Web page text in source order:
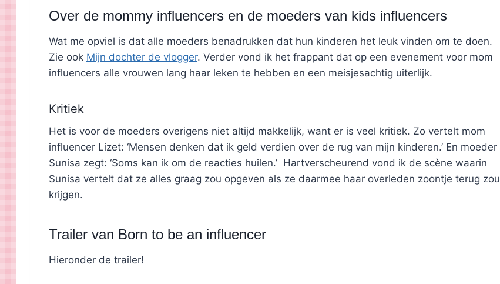
Over de mommy influencers en de moeders van kids influencers
Wat me opviel is dat alle moeders benadrukken dat hun kinderen het leuk vinden om te doen.
Zie ook Mijn dochter de vlogger. Verder vond ik het frappant dat op een evenement voor mom
influencers alle vrouwen lang haar leken te hebben en een meisjesachtig uiterlijk.
Kritiek
Het is voor de moeders overigens niet altijd makkelijk, want er is veel kritiek. Zo vertelt mom
influencer Lizet: ‘Mensen denken dat ik geld verdien over de rug van mijn kinderen.’ En moeder
Sunisa zegt: ‘Soms kan ik om de reacties huilen.’ Hartverscheurend vond ik de scène waarin
Sunisa vertelt dat ze alles graag zou opgeven als ze daarmee haar overleden zoontje terug zou
krijgen.
Trailer van Born to be an influencer
Hieronder de trailer!